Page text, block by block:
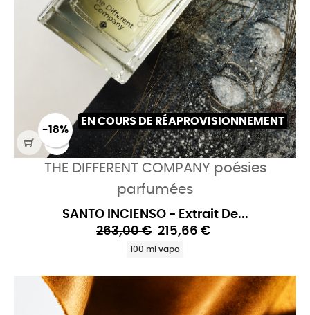
-18%
EN COURS DE RÉAPROVISIONNEMENT
THE DIFFERENT COMPANY poésies
parfumées
SANTO INCIENSO - Extrait De...
263,00 € 215,66 €
100 ml vapo